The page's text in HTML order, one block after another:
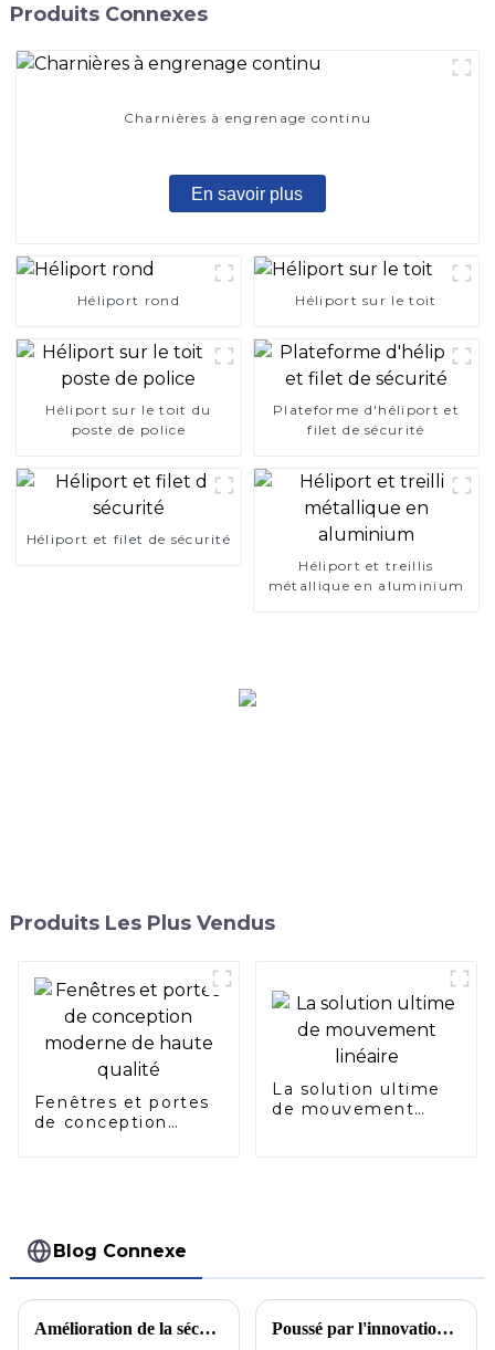
Produits Connexes
Charnières à engrenage continu
En savoir plus
Héliport rond Héliport sur le toit
Héliport sur le toit du
poste de police
Plateforme d'héliport et
filet de sécurité
Héliport et filet de sécurité
Héliport et treillis
métallique en aluminium
Produits Les Plus Vendus
Fenêtres et portes
de conception
La solution ultime
de mouvement
Blog Connexe
Amélioration de la sécurité des héliports : nouvelles directives de construction dévoilées Poussé par l'innovation, à la tête d'une nouvelle ère de production industrielle d'aluminium